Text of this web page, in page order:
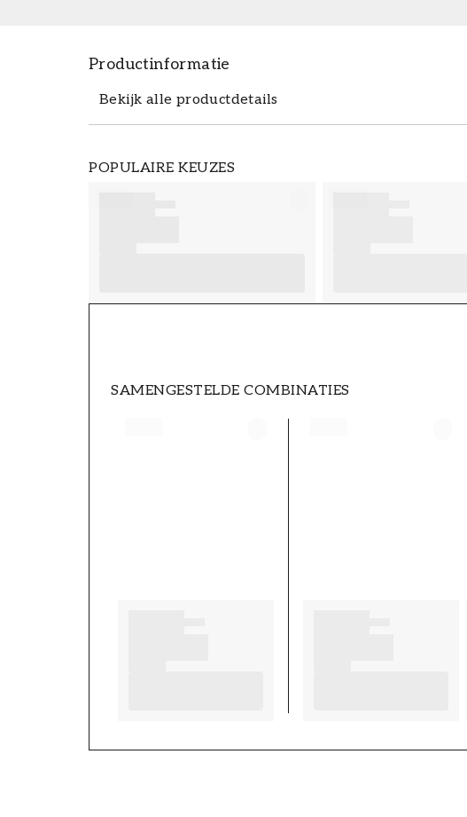
Productinformatie
Bekijk alle productdetails
POPULAIRE KEUZES
SAMENGESTELDE COMBINATIES